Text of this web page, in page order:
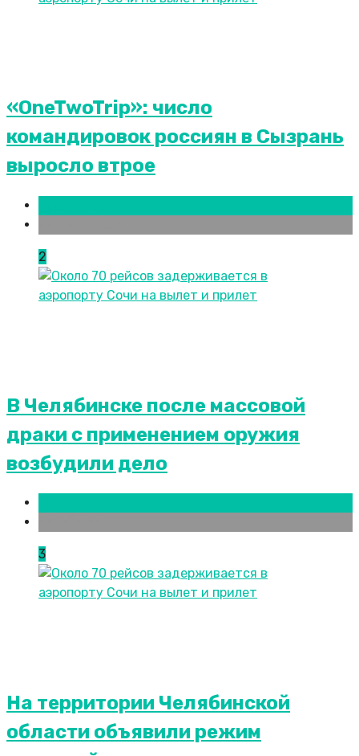
«OneTwoTrip»: число
командировок россиян в Сызрань
выросло втрое
2
В Челябинске после массовой
драки с применением оружия
возбудили дело
3
На территории Челябинской
области объявили режим